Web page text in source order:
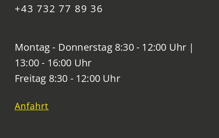
+43 732 77 89 36
Montag - Donnerstag 8:30 - 12:00 Uhr |
13:00 - 16:00 Uhr
Freitag 8:30 - 12:00 Uhr
Anfahrt